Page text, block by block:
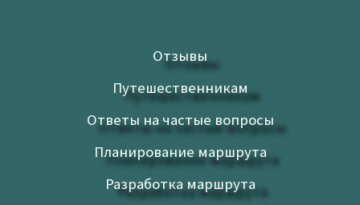
Отзывы
Путешественникам
Ответы на частые вопросы
Планирование маршрута
Разработка маршрута